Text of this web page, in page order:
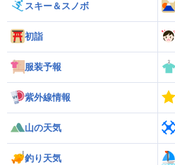
スキー＆スノボ
初詣
服装予報
紫外線情報
山の天気
釣り天気